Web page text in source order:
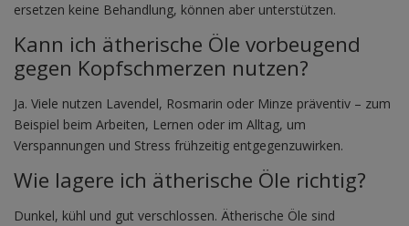
ersetzen keine Behandlung, können aber unterstützen.
Kann ich ätherische Öle vorbeugend
gegen Kopfschmerzen nutzen?
Ja. Viele nutzen Lavendel, Rosmarin oder Minze präventiv – zum
Beispiel beim Arbeiten, Lernen oder im Alltag, um
Verspannungen und Stress frühzeitig entgegenzuwirken.
Wie lagere ich ätherische Öle richtig?
Dunkel, kühl und gut verschlossen. Ätherische Öle sind